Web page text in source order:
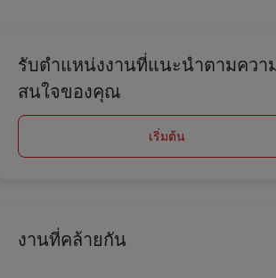
รับตำแหน่งงานที่แนะนำตามควา
สนใจของคุณ
เริ่มต้น
งานที่คล้ายกัน